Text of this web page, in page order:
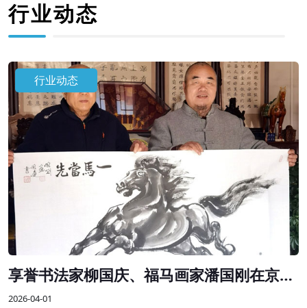
行业动态
行业动态
享誉书法家柳国庆、福马画家潘国刚在京联
袂创作精品画作
2026-04-01